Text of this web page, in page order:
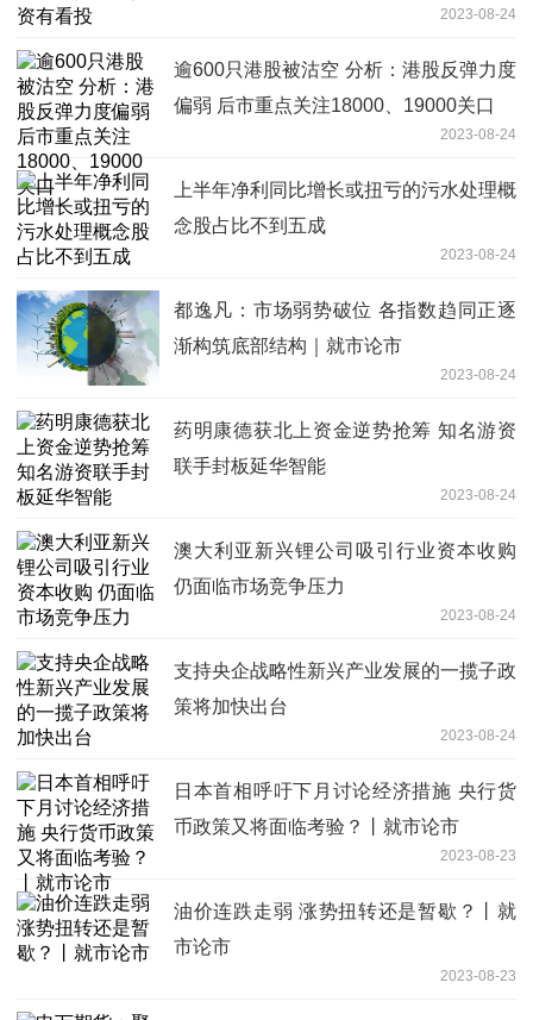
2023-08-24
逾600只港股被沽空 分析：港股反弹力度
偏弱 后市重点关注18000、19000关口
2023-08-24
上半年净利同比增长或扭亏的污水处理概
念股占比不到五成
2023-08-24
都逸凡：市场弱势破位 各指数趋同正逐
渐构筑底部结构｜就市论市
2023-08-24
药明康德获北上资金逆势抢筹 知名游资
联手封板延华智能
2023-08-24
澳大利亚新兴锂公司吸引行业资本收购
仍面临市场竞争压力
2023-08-24
支持央企战略性新兴产业发展的一揽子政
策将加快出台
2023-08-24
日本首相呼吁下月讨论经济措施 央行货
币政策又将面临考验？丨就市论市
2023-08-23
油价连跌走弱 涨势扭转还是暂歇？丨就
市论市
2023-08-23